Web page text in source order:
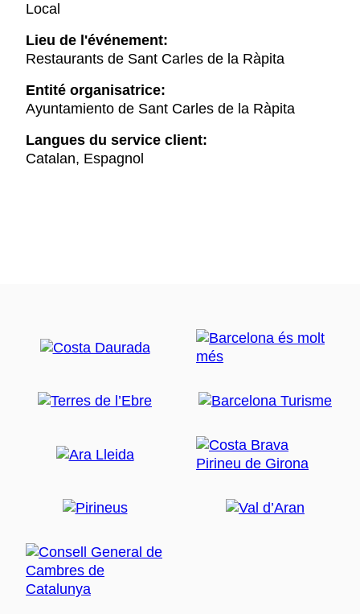
Local
Lieu de l'événement:
Restaurants de Sant Carles de la Ràpita
Entité organisatrice:
Ayuntamiento de Sant Carles de la Ràpita
Langues du service client:
Catalan, Espagnol